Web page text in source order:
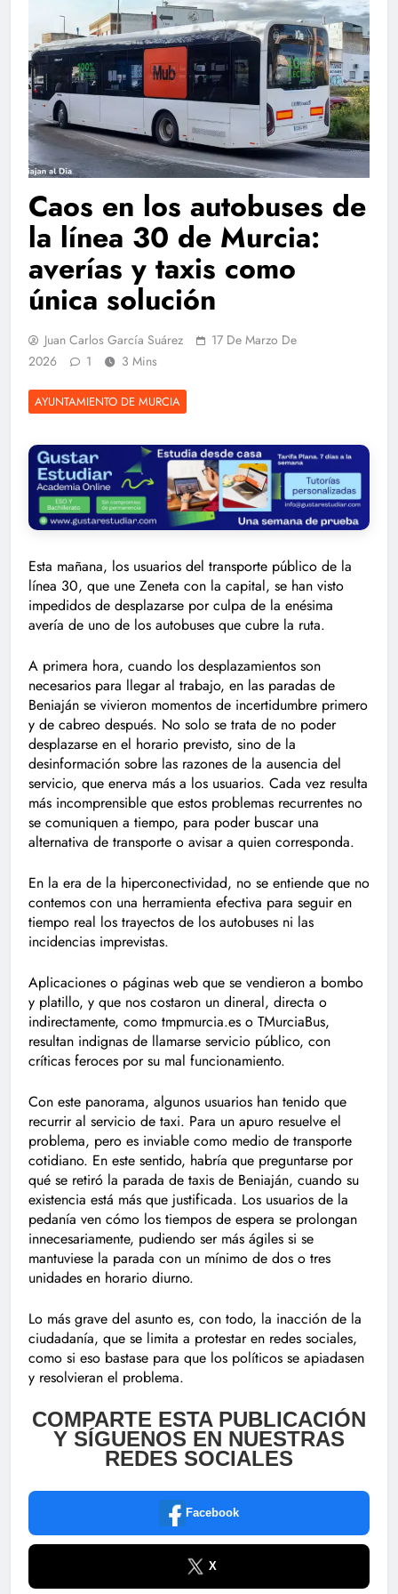
Caos en los autobuses de
la línea 30 de Murcia:
averías y taxis como
única solución
Juan Carlos García Suárez
17 De Marzo De
2026
1 3 Mins
AYUNTAMIENTO DE MURCIA
Esta mañana, los usuarios del transporte público de la
línea 30, que une Zeneta con la capital, se han visto
impedidos de desplazarse por culpa de la enésima
avería de uno de los autobuses que cubre la ruta.
A primera hora, cuando los desplazamientos son
necesarios para llegar al trabajo, en las paradas de
Beniaján se vivieron momentos de incertidumbre primero
y de cabreo después. No solo se trata de no poder
desplazarse en el horario previsto, sino de la
desinformación sobre las razones de la ausencia del
servicio, que enerva más a los usuarios. Cada vez resulta
más incomprensible que estos problemas recurrentes no
se comuniquen a tiempo, para poder buscar una
alternativa de transporte o avisar a quien corresponda.
En la era de la hiperconectividad, no se entiende que no
contemos con una herramienta efectiva para seguir en
tiempo real los trayectos de los autobuses ni las
incidencias imprevistas.
Aplicaciones o páginas web que se vendieron a bombo
y platillo, y que nos costaron un dineral, directa o
indirectamente, como tmpmurcia.es o TMurciaBus,
resultan indignas de llamarse servicio público, con
críticas feroces por su mal funcionamiento.
Con este panorama, algunos usuarios han tenido que
recurrir al servicio de taxi. Para un apuro resuelve el
problema, pero es inviable como medio de transporte
cotidiano. En este sentido, habría que preguntarse por
qué se retiró la parada de taxis de Beniaján, cuando su
existencia está más que justificada. Los usuarios de la
pedanía ven cómo los tiempos de espera se prolongan
innecesariamente, pudiendo ser más ágiles si se
mantuviese la parada con un mínimo de dos o tres
unidades en horario diurno.
Lo más grave del asunto es, con todo, la inacción de la
ciudadanía, que se limita a protestar en redes sociales,
como si eso bastase para que los políticos se apiadasen
y resolvieran el problema.
COMPARTE ESTA PUBLICACIÓN
Y SÍGUENOS EN NUESTRAS
REDES SOCIALES
Facebook
X